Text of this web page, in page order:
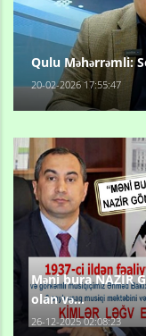
Qulu Məhərrəmli:
20-02-2026 17:55:47
Məni bura NAZİR
olan və...
26-12-2025 02:08:23